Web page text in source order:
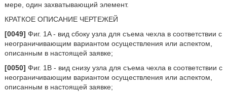
мере, один захватывающий элемент.
КРАТКОЕ ОПИСАНИЕ ЧЕРТЕЖЕЙ
[0049] Фиг. 1A - вид сбоку узла для съема чехла в соответствии с
неограничивающим вариантом осуществления или аспектом,
описанным в настоящей заявке;
[0050] Фиг. 1B - вид снизу узла для съема чехла в соответствии с
неограничивающим вариантом осуществления или аспектом,
описанным в настоящей заявке;